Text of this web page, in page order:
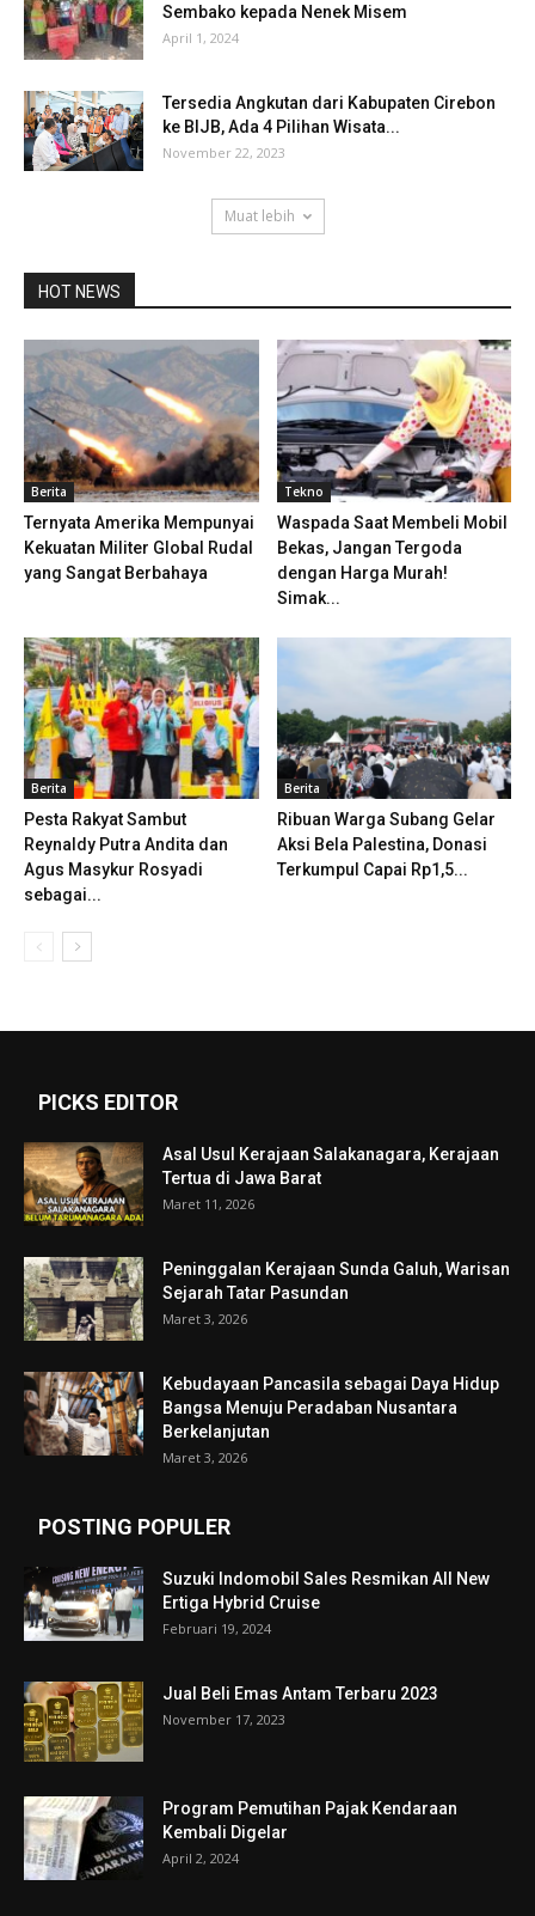
Sembako kepada Nenek Misem
April 1, 2024
Tersedia Angkutan dari Kabupaten Cirebon
ke BIJB, Ada 4 Pilihan Wisata...
November 22, 2023
Muat lebih
HOT NEWS
Berita
Ternyata Amerika Mempunyai
Kekuatan Militer Global Rudal
yang Sangat Berbahaya
Tekno
Waspada Saat Membeli Mobil
Bekas, Jangan Tergoda
dengan Harga Murah!
Simak...
Berita
Pesta Rakyat Sambut
Reynaldy Putra Andita dan
Agus Masykur Rosyadi
sebagai...
Berita
Ribuan Warga Subang Gelar
Aksi Bela Palestina, Donasi
Terkumpul Capai Rp1,5...
PICKS EDITOR
Asal Usul Kerajaan Salakanagara, Kerajaan
Tertua di Jawa Barat
Maret 11, 2026
Peninggalan Kerajaan Sunda Galuh, Warisan
Sejarah Tatar Pasundan
Maret 3, 2026
Kebudayaan Pancasila sebagai Daya Hidup
Bangsa Menuju Peradaban Nusantara
Berkelanjutan
Maret 3, 2026
POSTING POPULER
Suzuki Indomobil Sales Resmikan All New
Ertiga Hybrid Cruise
Februari 19, 2024
Jual Beli Emas Antam Terbaru 2023
November 17, 2023
Program Pemutihan Pajak Kendaraan
Kembali Digelar
April 2, 2024